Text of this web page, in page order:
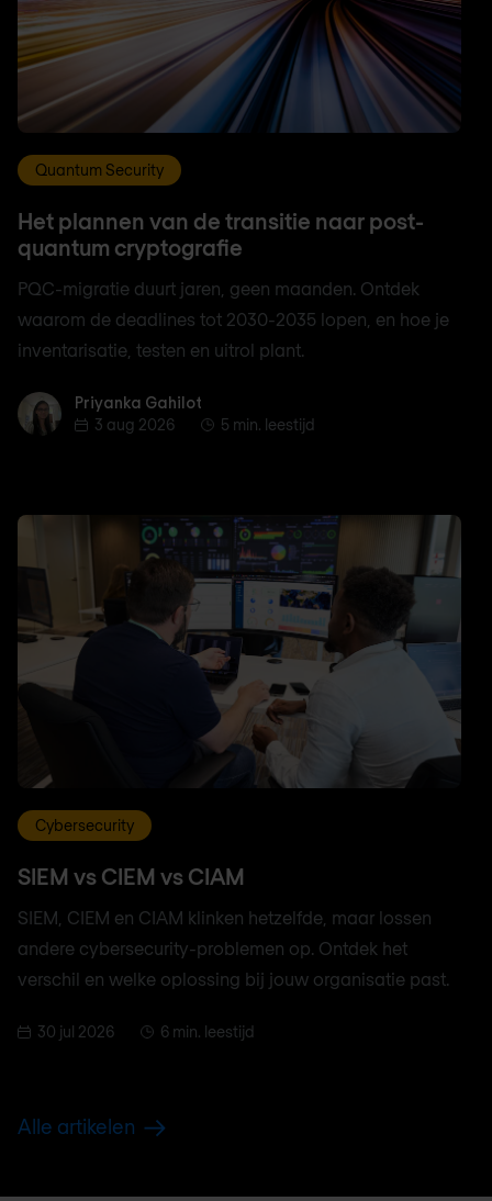
Quantum Security
Het plannen van de transitie naar post-
quantum cryptografie
PQC-migratie duurt jaren, geen maanden. Ontdek
waarom de deadlines tot 2030-2035 lopen, en hoe je
inventarisatie, testen en uitrol plant.
Priyanka Gahilot
Priyanka Gahilot
3 aug 2026
5 min. leestijd
Cybersecurity
SIEM vs CIEM vs CIAM
SIEM, CIEM en CIAM klinken hetzelfde, maar lossen
andere cybersecurity-problemen op. Ontdek het
verschil en welke oplossing bij jouw organisatie past.
30 jul 2026 6 min. leestijd
Alle artikelen